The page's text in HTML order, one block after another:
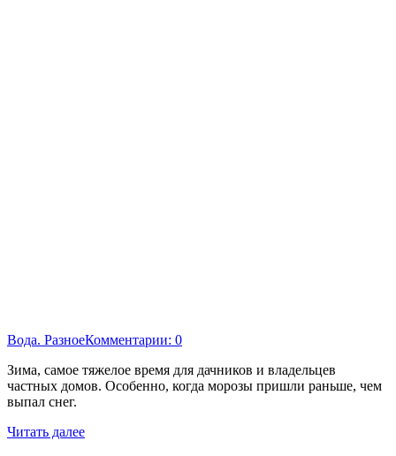
Вода. РазноеКомментарии: 0
Зима, самое тяжелое время для дачников и владельцев
частных домов. Особенно, когда морозы пришли раньше, чем
выпал снег.
Читать далее